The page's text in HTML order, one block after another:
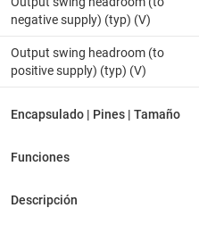
negative supply) (typ) (V)
Output swing headroom (to
positive supply) (typ) (V)